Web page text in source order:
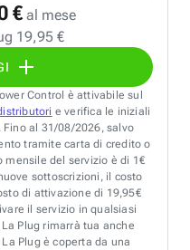
€ al mese
19,95 €
Control è attivabile sul
e verifica le iniziali
al 31/08/2026, salvo
tramite carta di credito o
mensile del servizio è di 1€
sottoscrizioni, il costo
di attivazione di 19,95€
il servizio in qualsiasi
Plug rimarrà tua anche
Plug è coperta da una